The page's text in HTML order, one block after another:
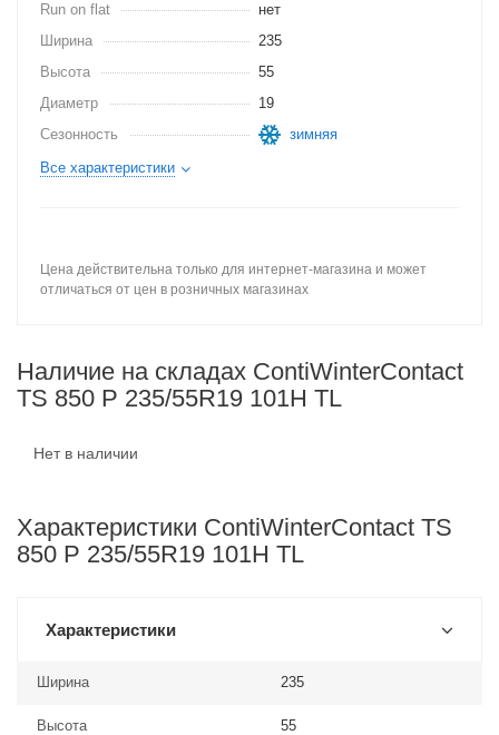
Run on flat
нет
Ширина
235
Высота
55
Диаметр
19
Сезонность
зимняя
Все характеристики
Цена действительна только для интернет-магазина и может
отличаться от цен в розничных магазинах
Наличие на складах ContiWinterContact
TS 850 P 235/55R19 101H TL
Нет в наличии
Характеристики ContiWinterContact TS
850 P 235/55R19 101H TL
Характеристики
Ширина 235
Высота 55